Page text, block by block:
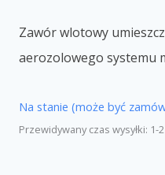
Zawór wlotowy
aerozolowego systemu
Na stanie (może być
Przewidywany czas wysyłki: 1-